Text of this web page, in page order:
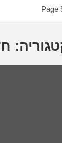
Page